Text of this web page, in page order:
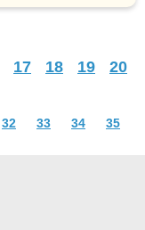
17 18 19
20
32 33 34
35